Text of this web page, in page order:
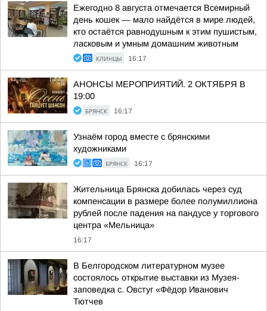
Ежегодно 8 августа отмечается Всемирный
день кошек — мало найдётся в мире людей,
кто остаётся равнодушным к этим пушистым,
ласковым и умным домашним животным
КЛИНЦЫ 16:17
АНОНСЫ МЕРОПРИЯТИЙ. 2 ОКТЯБРЯ В
19:00
БРЯНСК 16:17
Узнаём город вместе с брянскими
художниками
БРЯНСК 16:17
Жительница Брянска добилась через суд
компенсации в размере более полумиллиона
рублей после падения на пандусе у торгового
центра «Мельница»
16:17
В Белгородском литературном музее
состоялось открытие выставки из Музея-
заповедка с. Овстуг «Фёдор Иванович
Тютчев